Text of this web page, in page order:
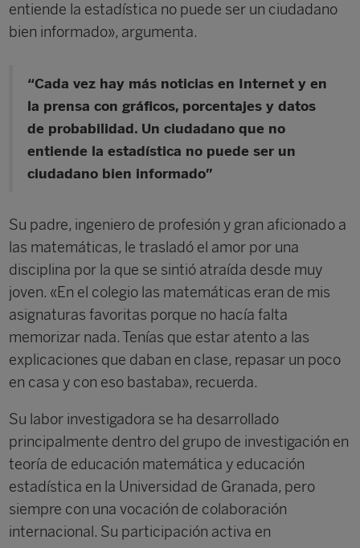
entiende la estadística no puede ser un ciudadano
bien informado», argumenta.
“Cada vez hay más noticias en Internet y en
la prensa con gráficos, porcentajes y datos
de probabilidad. Un ciudadano que no
entiende la estadística no puede ser un
ciudadano bien informado”
Su padre, ingeniero de profesión y gran aficionado a
las matemáticas, le trasladó el amor por una
disciplina por la que se sintió atraída desde muy
joven. «En el colegio las matemáticas eran de mis
asignaturas favoritas porque no hacía falta
memorizar nada. Tenías que estar atento a las
explicaciones que daban en clase, repasar un poco
en casa y con eso bastaba», recuerda.
Su labor investigadora se ha desarrollado
principalmente dentro del grupo de investigación en
teoría de educación matemática y educación
estadística en la Universidad de Granada, pero
siempre con una vocación de colaboración
internacional. Su participación activa en